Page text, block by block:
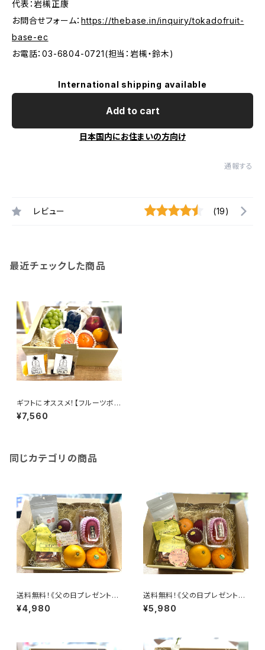
代表：岩槻正康
お問合せフォーム：https://thebase.in/inquiry/tokadofruit-
base-ec
お電話：03-6804-0721(担当：岩槻・鈴木)
International shipping available
Add to cart
日本国内にお住まいの方向け
通報する
レビュー (19)
最近チェックした商品
ギフトにオススメ！【フルーツボッ
クスL】フルーツギフト 4〜5名
様用【東果堂厳選！旬のフルーツ
¥7,560
同じカテゴリの商品
送料無料！《父の日プレゼント》
フルーツギフトS【国産マンゴー
＆旬のフルーツ詰め合わせセッ
¥4,980
送料無料！《父の日プレゼント》
フルーツギフトM【国産マンゴー
＆旬のフルーツ詰め合わせセッ
¥5,980